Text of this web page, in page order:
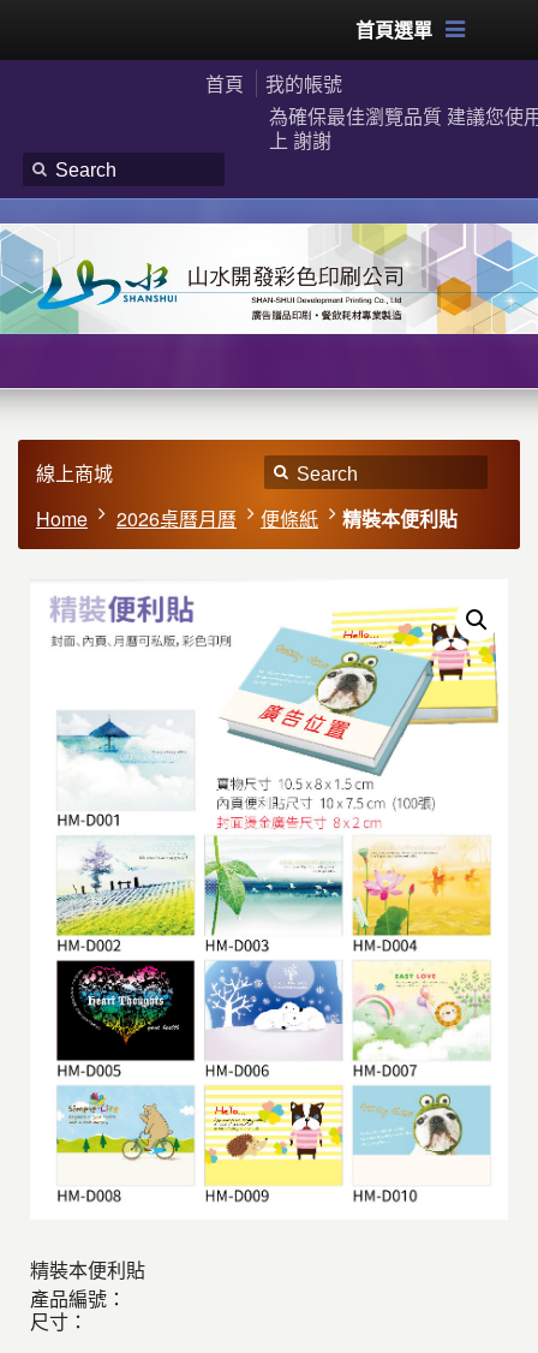
首頁選單
首頁
我的帳號
為確保最佳瀏覽品質 建議您使
上 謝謝
線上商城
Home
2026桌曆月曆 便條紙 精裝本便利貼
精裝本便利貼
產品編號：
尺寸：